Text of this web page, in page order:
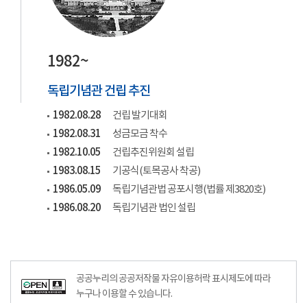
1982~
독립기념관 건립 추진
1982.08.28
건립 발기대회
1982.08.31
성금모금 착수
1982.10.05
건립추진위원회 설립
1983.08.15
기공식(토목공사 착공)
1986.05.09
독립기념관법 공포시행(법률 제3820호)
1986.08.20
독립기념관 법인 설립
공공누리공공저작물자유이용허락–출처표시이미지
공공누리의 공공저작물 자유이용허락 표시제도에 따라
누구나 이용할 수 있습니다.